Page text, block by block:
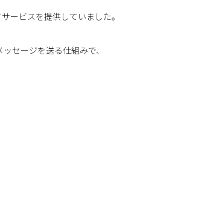
ービスを提供していました。
セージを送る仕組みで、